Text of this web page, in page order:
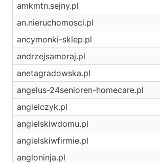
amkmtn.sejny.pl
an.nieruchomosci.pl
ancymonki-sklep.pl
andrzejsamoraj.pl
anetagradowska.pl
angelus-24senioren-homecare.pl
angielczyk.pl
angielskiwdomu.pl
angielskiwfirmie.pl
angloninja.pl